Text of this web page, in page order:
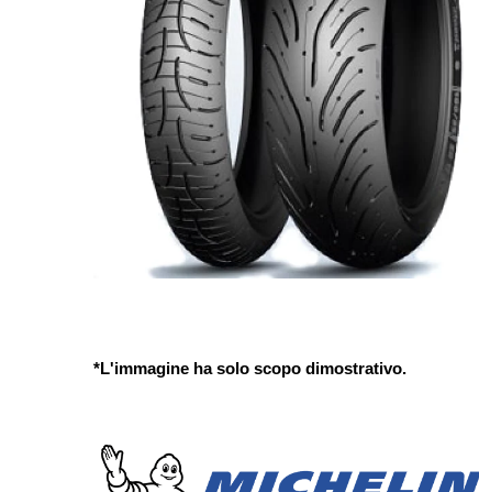
*L'immagine ha solo scopo dimostrativo.